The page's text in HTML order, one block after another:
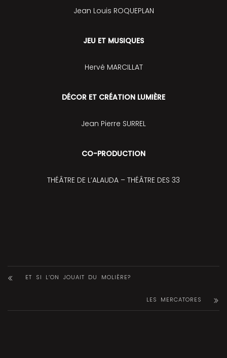
Jean Louis ROQUEPLAN
JEU ET MUSIQUES
Hervé MARCILLAT
DÉCOR ET CRÉATION LUMIÈRE
Jean Pierre SURREL
CO-PRODUCTION
THÉÂTRE DE L’ALAUDA – THÉÂTRE DES 33
ET SI L’ON JOUAIT DU MOLIÈRE?
LES MERCATORES